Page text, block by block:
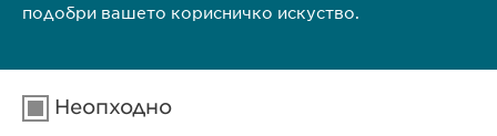
подобри вашето корисничко искуство.
Неопходно